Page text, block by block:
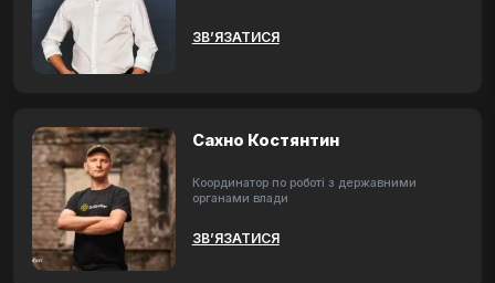
ЗВ’ЯЗАТИСЯ
Сахно Костянтин
Координатор по роботі з державними
органами влади
ЗВ’ЯЗАТИСЯ